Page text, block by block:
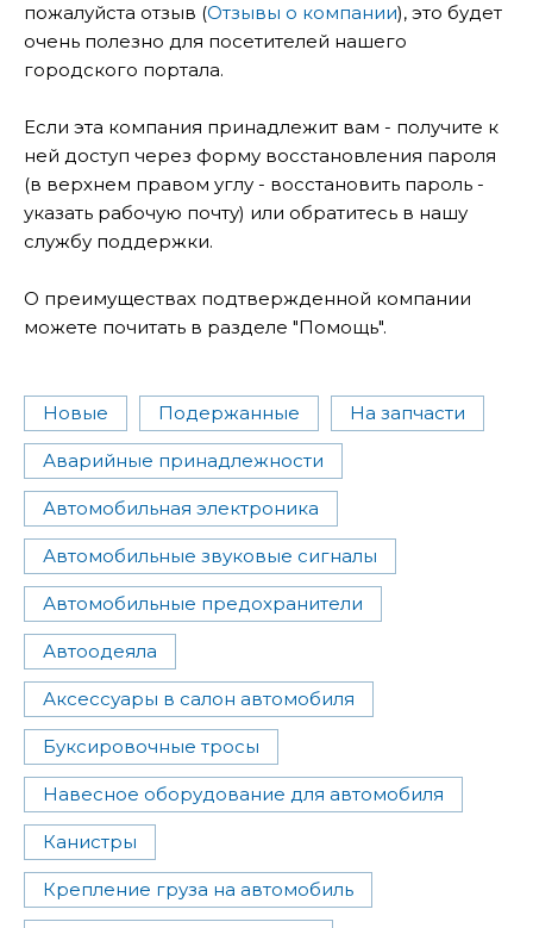
пожалуйста отзыв (Отзывы о компании), это будет
очень полезно для посетителей нашего
городского портала.
Если эта компания принадлежит вам - получите к
ней доступ через форму восстановления пароля
(в верхнем правом углу - восстановить пароль -
указать рабочую почту) или обратитесь в нашу
службу поддержки.
О преимуществах подтвержденной компании
можете почитать в разделе "Помощь".
Новые Подержанные На запчасти
Аварийные принадлежности
Автомобильная электроника
Автомобильные звуковые сигналы
Автомобильные предохранители
Автоодеяла
Аксессуары в салон автомобиля
Буксировочные тросы
Навесное оборудование для автомобиля
Канистры
Крепление груза на автомобиль